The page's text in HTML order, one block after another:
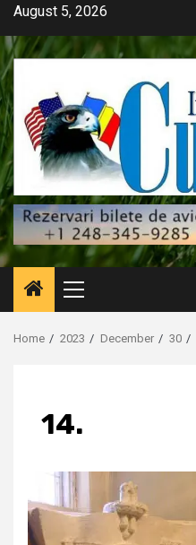
Skip
content
August 5, 2026
Primary
Menu
Home 2023 December 30
14.